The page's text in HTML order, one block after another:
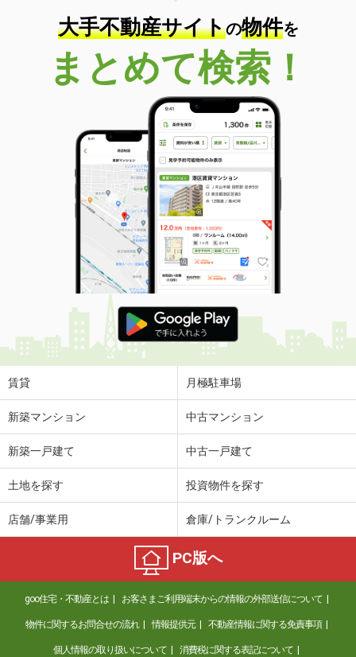
間取り
2LDK
長崎県佐世保市大和町
価 格
5.30万円
長崎県佐世保市大和町
36.4m²
間取り
1K
長崎県長崎市目覚町
価 格
3.70万円
住 所
長崎県長崎市目覚町
専有面積 24.75m²
間取り
ワンルーム
長崎県諫早市西郷町
価 格
4.70万円
住 所
長崎県諫早市西郷町
専有面積
長崎県西彼杵郡時津町西時津郷
5.30万円
長崎県長崎市目覚町
3.70万円
住 所
長崎県長崎市目覚町
専有面積 24.75m²
間取り
ワンルーム
長崎県長崎市目覚町
大手不動産サイトの物件を
まとめて検索！
賃貸 月極駐車場
新築マンション 中古マンション
新築一戸建て 中古一戸建て
土地を探す 投資物件を探す
店舗/事業用 倉庫/トランクルーム
PC版へ
goo住宅・不動産とは お客さまご利用端末からの情報の外部送信について
物件に関するお問合せの流れ 情報提供元 不動産情報に関する免責事項
個人情報の取り扱いについて 消費税に関する表記について